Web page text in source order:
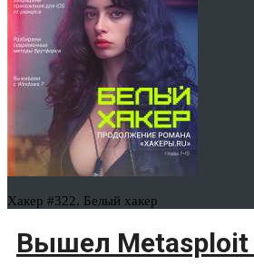
Хакер #322. Белый хакер
Вышел Metasploit